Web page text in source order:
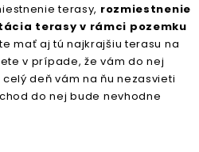
terasy, rozmiestnenie
terasy v rámci pozemku
mať aj tú najkrajšiu terasu na
v prípade, že vám do nej
deň vám na ňu nezasvieti
do nej bude nevhodne